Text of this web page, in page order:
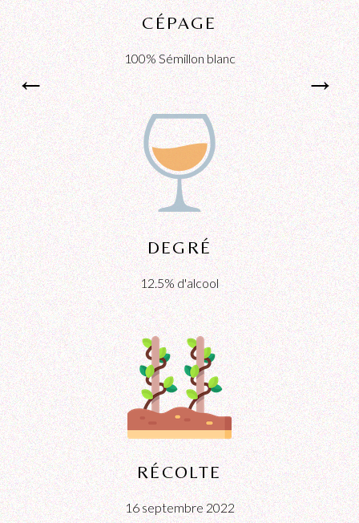
→
←
CÉPAGE
100% Sémillon blanc
DEGRÉ
12.5% d'alcool
RÉCOLTE
16 septembre 2022
→
←